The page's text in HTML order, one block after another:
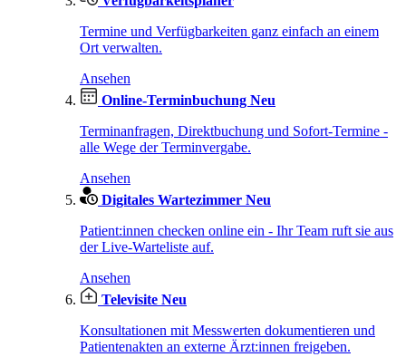
Termine und Verfügbarkeiten ganz einfach an einem
Ort verwalten.
Ansehen
Online-Terminbuchung Neu
Terminanfragen, Direktbuchung und Sofort-Termine -
alle Wege der Terminvergabe.
Ansehen
Digitales Wartezimmer Neu
Patient:innen checken online ein - Ihr Team ruft sie aus
der Live-Warteliste auf.
Ansehen
Televisite Neu
Konsultationen mit Messwerten dokumentieren und
Patientenakten an externe Ärzt:innen freigeben.